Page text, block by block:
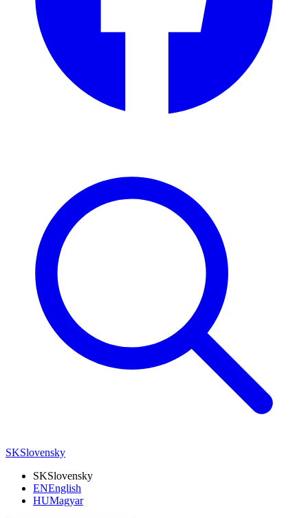
SKSlovensky
SKSlovensky
ENEnglish
HUMagyar